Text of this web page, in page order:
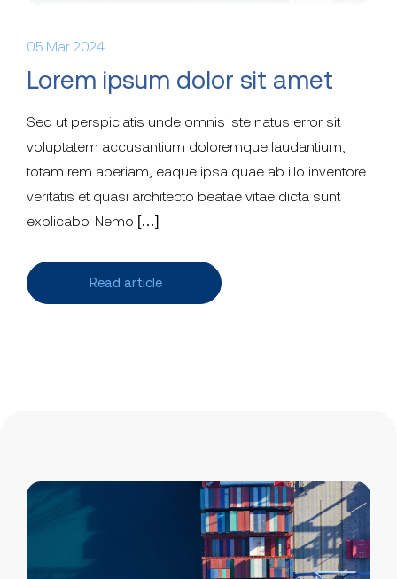
05 Mar 2024
Lorem ipsum dolor sit amet
Sed ut perspiciatis unde omnis iste natus error sit
voluptatem accusantium doloremque laudantium,
totam rem aperiam, eaque ipsa quae ab illo inventore
veritatis et quasi architecto beatae vitae dicta sunt
explicabo. Nemo […]
Read article